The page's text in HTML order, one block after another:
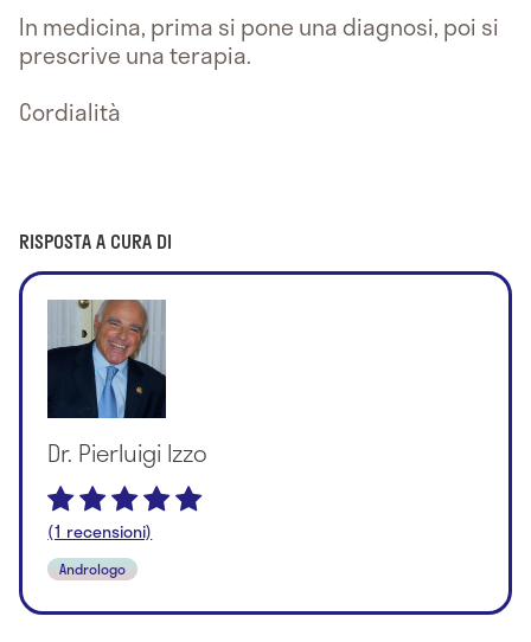
In medicina, prima si pone una diagnosi, poi si
prescrive una terapia.
Cordialità
RISPOSTA A CURA DI
Dr. Pierluigi Izzo
(1 recensioni)
Andrologo